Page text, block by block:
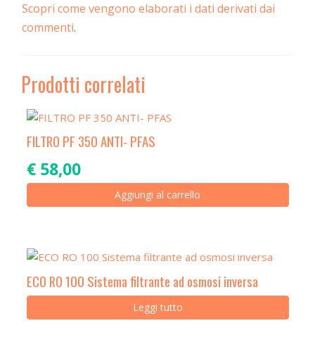
Scopri come vengono elaborati i dati derivati dai
commenti.
Prodotti correlati
FILTRO PF 350 ANTI- PFAS
€58,00
Aggiungi al carrello
ECO RO 100 Sistema filtrante ad osmosi inversa
Leggi tutto